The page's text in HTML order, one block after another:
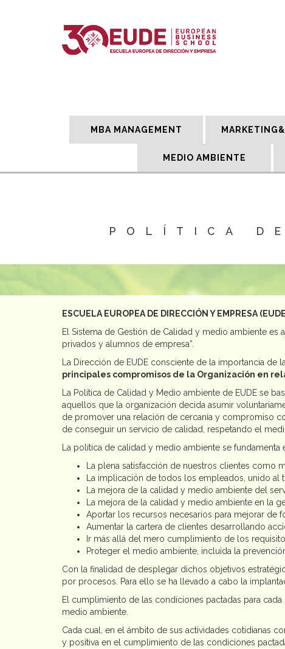
MBA MANAGEMENT
MEDIO AMBIENTE
POLÍTICA
ESCUELA EUROPEA DE DIRECCIÓN Y EMPRESA
El Sistema de Gestión de Calidad y medio ambiente
privados y alumnos de empresa”.
La Dirección de EUDE consciente de la importancia
principales compromisos de la Organización en
La Política de Calidad y Medio ambiente de EUDE se
aquellos que la organización decida asumir
de promover una relación de cercanía y compromiso
de conseguir un servicio de calidad, respetando el
La política de calidad y medio ambiente se
La plena satisfacción de nuestros clientes como
La implicación de todos los empleados, unido
La mejora de la calidad y medio ambiente del
La mejora de la calidad y medio ambiente en la
Aportar los recursos necesarios para mejorar de
Aumentar la cartera de clientes desarrollando
Ir más allá del mero cumplimiento de los
Proteger el medio ambiente, incluida la
Con la finalidad de desplegar dichos objetivos
por procesos. Para ello se ha llevado a cabo la
El cumplimiento de las condiciones pactadas para
medio ambiente.
Cada cual, en el ámbito de sus actividades cotidianas
y positiva en el cumplimiento de las condiciones